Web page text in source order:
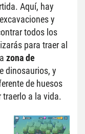
Aquí, hay
y
todos los
para traer al
zona de
dinosaurios, y
de huesos
traerlo a la vida.